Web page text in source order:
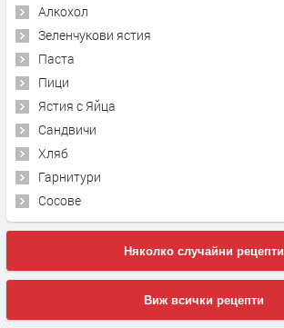
Алкохол
Зеленчукови ястия
Паста
Пици
Ястия с Яйца
Сандвичи
Хляб
Гарнитури
Сосове
Няколко случайни рецепти
Виж всички рецепти